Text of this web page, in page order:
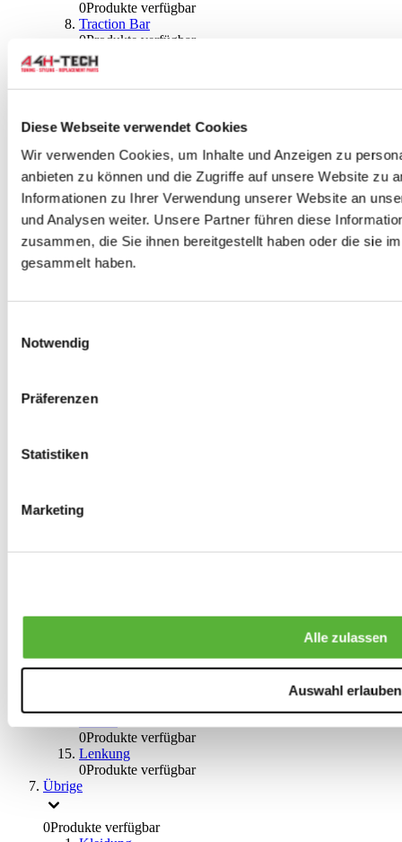
Diese Webseite verwendet Cookies
Wir verwenden Cookies, um Inhalte und Anzeigen zu
anbieten zu können und die Zugriffe auf unsere Website zu
Informationen zu Ihrer Verwendung unserer Website an
und Analysen weiter. Unsere Partner führen diese
zusammen, die Sie ihnen bereitgestellt haben oder die sie
gesammelt haben.
Notwendig
Präferenzen
Statistiken
Marketing
Alle zulassen
Auswahl erlauben
0Produkte verfügbar
Traction Bar
0Produkte verfügbar
Stabilisator & Zubehör
0Produkte verfügbar
Kugeln & Abdeckungen
Radlagern & Naben
0Produkte verfügbar
Räder und Zubehör
0Produkte verfügbar
Spurverbreiterungen
0Produkte verfügbar
Radmuttern
0Produkte verfügbar
Bremsen
Handbremsen
0Produkte verfügbar
0Produkte verfügbar
Lenkung
0Produkte verfügbar
Übrige
0Produkte verfügbar